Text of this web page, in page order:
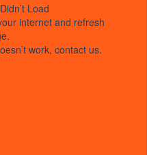
Load
internet and refresh
work, contact us.